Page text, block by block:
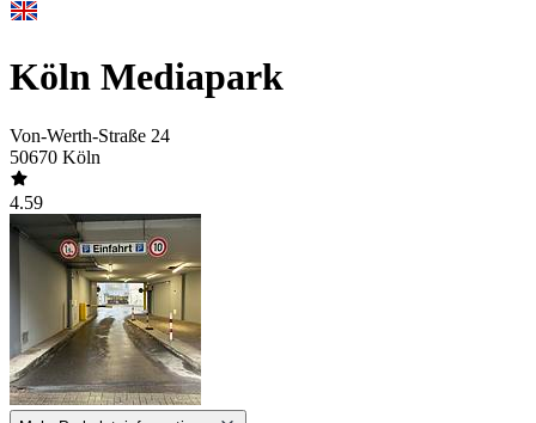
Köln Mediapark
Von-Werth-Straße 24
50670 Köln
4.59